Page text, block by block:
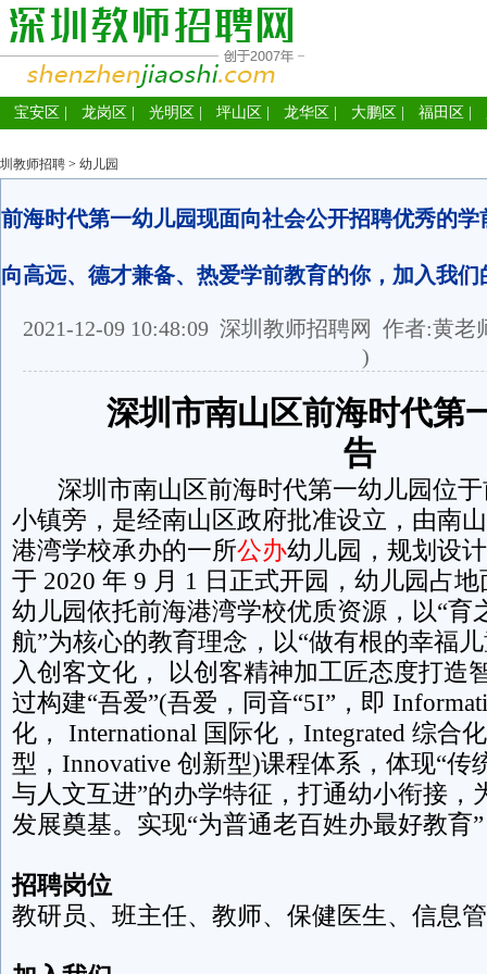
宝安区 龙岗区 光明区 坪山区 龙华区 大鹏区 福田区
圳教师招聘 > 幼儿园
前海时代第一幼儿园现面向社会公开招聘优秀的
向高远、德才兼备、热爱学前教育的你，加入我
2021-12-09 10:48:09 深圳教师招聘网 作者:黄
)
深圳市南山区前海时代第
告
深圳市南山区前海时代第一幼儿园位于
小镇旁，是经南山区政府批准设立，由南
港湾学校承办的一所公办幼儿园，规划设
于 2020 年 9 月 1 日正式开园，幼儿园占
幼儿园依托前海港湾学校优质资源，以“育
航”为核心的教育理念，以“做有根的幸福
入创客文化， 以创客精神加工匠态度打造
过构建“吾爱”(吾爱，同音“5I”，即
化， International 国际化，Integrated 综合
型，Innovative 创新型)课程体系，体现“传
与人文互进”的办学特征，打通幼小衔接，
发展奠基。实现“为普通老百姓办最好教育
招聘岗位
教研员、班主任、教师、保健医生、信息